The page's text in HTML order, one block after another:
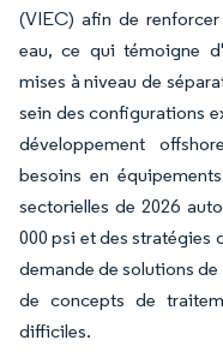
(VIEC) afin de
eau, ce qui témoigne
mises à niveau de
sein des configurations
développement
besoins en
sectorielles de 2026
000 psi et des stratégies
demande de solutions
de concepts de
difficiles.